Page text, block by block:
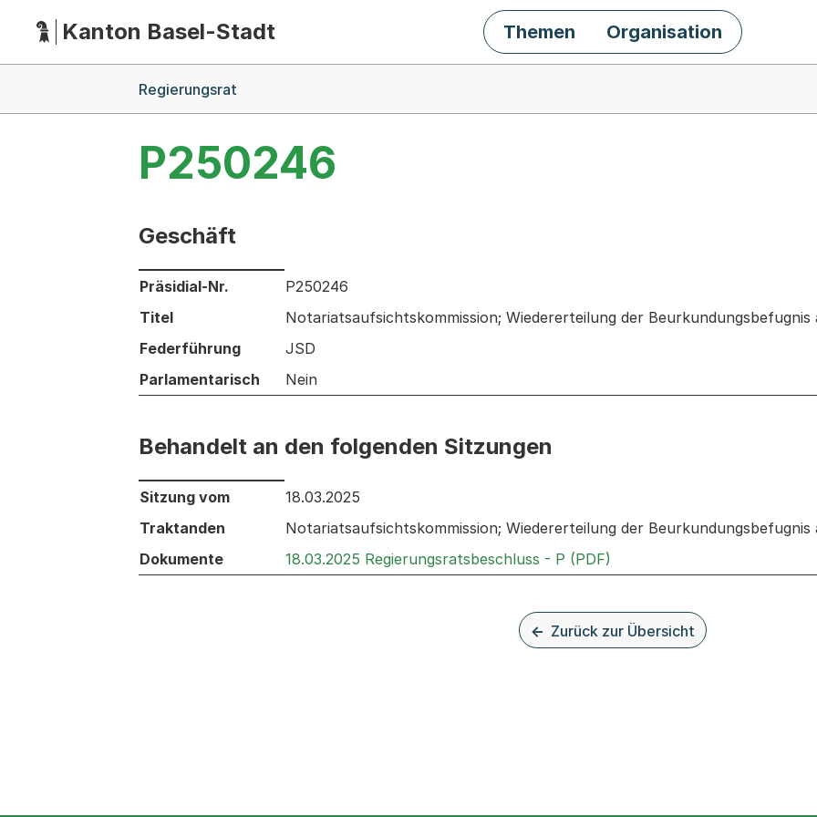
HauptnavigationKanton Basel-Stadt Themen Organisation
Regierungsrat
P250246
Geschäft
Informationen zum Ausgewählten Geschäft
Präsidial-Nr.
P250246
Titel
Notariatsaufsichtskommission; Wiedererteilung der Beurkundungsbefugnis
Federführung
JSD
Parlamentarisch
Nein
Behandelt an den folgenden Sitzungen
Behandelt an den folgenden Sitzungen: Informationen zu den Sitzungen zum Geschäft
Sitzung vom
18.03.2025
Traktanden
Notariatsaufsichtskommission; Wiedererteilung der Beurkundungsbefugnis
Dokumente
18.03.2025 Regierungsratsbeschluss - P (PDF)
Zurück zur Übersicht